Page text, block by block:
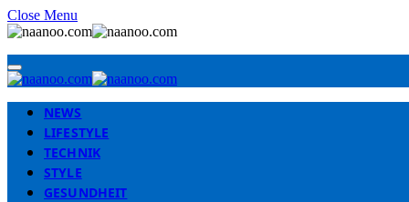
Close Menu
NEWS
LIFESTYLE
TECHNIK
STYLE
GESUNDHEIT